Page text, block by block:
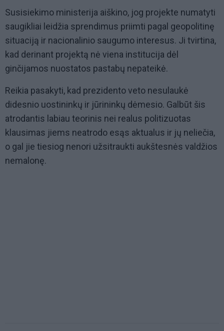
Susisiekimo ministerija aiškino, jog projekte numatyti
saugikliai leidžia sprendimus priimti pagal geopolitinę
situaciją ir nacionalinio saugumo interesus. Ji tvirtina,
kad derinant projektą nė viena institucija dėl
ginčijamos nuostatos pastabų nepateikė.
Reikia pasakyti, kad prezidento veto nesulaukė
didesnio uostininkų ir jūrininkų dėmesio. Galbūt šis
atrodantis labiau teorinis nei realus politizuotas
klausimas jiems neatrodo esąs aktualus ir jų neliečia,
o gal jie tiesiog nenori užsitraukti aukštesnės valdžios
nemalonę.